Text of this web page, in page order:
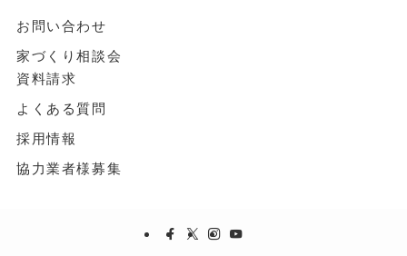
お問い合わせ
家づくり相談会
資料請求
よくある質問
採用情報
協力業者様募集